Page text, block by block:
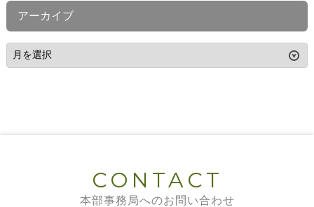
アーカイブ
CONTACT
本部事務局へのお問い合わせ